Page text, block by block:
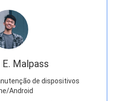
Malpass
de dispositivos
Android